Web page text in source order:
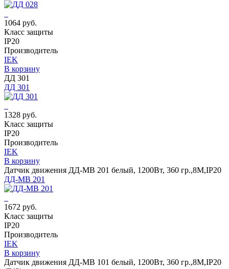
1064 руб.
Класс защиты
IP20
Производитель
IEK
В корзину
ДД 301
ДД 301
1328 руб.
Класс защиты
IP20
Производитель
IEK
В корзину
Датчик движения ДД-МВ 201 белый, 1200Вт, 360 гр.,8М,IP20
ДД-МВ 201
1672 руб.
Класс защиты
IP20
Производитель
IEK
В корзину
Датчик движения ДД-МВ 101 белый, 1200Вт, 360 гр.,8М,IP20